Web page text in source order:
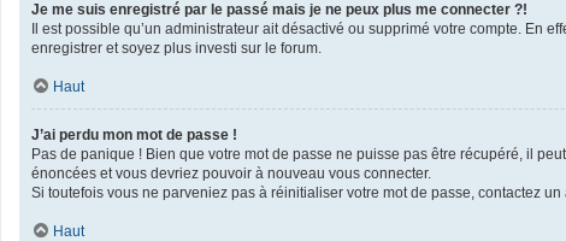
Je me suis enregistré par le passé mais je ne peux plus me connecter ?!
Il est possible qu’un administrateur ait désactivé ou supprimé votre compte.
enregistrer et soyez plus investi sur le forum.
Haut
J’ai perdu mon mot de passe !
Pas de panique ! Bien que votre mot de passe ne puisse pas être récupéré, il
énoncées et vous devriez pouvoir à nouveau vous connecter.
Si toutefois vous ne parveniez pas à réinitialiser votre mot de passe, contactez
Haut